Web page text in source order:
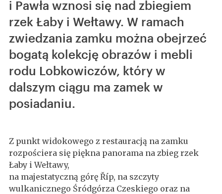
i Pawła wznosi się nad zbiegiem
rzek Łaby i Wełtawy. W ramach
zwiedzania zamku można obejrzeć
bogatą kolekcję obrazów i mebli
rodu Lobkowiczów, który w
dalszym ciągu ma zamek w
posiadaniu.
Z punkt widokowego z restauracją na zamku
rozpościera się piękna panorama na zbieg rzek
Łaby i Wełtawy,
na majestatyczną górę Říp, na szczyty
wulkanicznego Śródgórza Czeskiego oraz na